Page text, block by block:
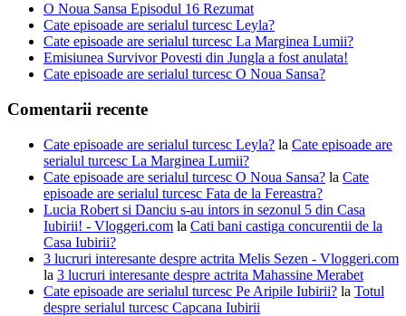
O Noua Sansa Episodul 16 Rezumat
Cate episoade are serialul turcesc Leyla?
Cate episoade are serialul turcesc La Marginea Lumii?
Emisiunea Survivor Povesti din Jungla a fost anulata!
Cate episoade are serialul turcesc O Noua Sansa?
Comentarii recente
Cate episoade are serialul turcesc Leyla? la Cate episoade are
serialul turcesc La Marginea Lumii?
Cate episoade are serialul turcesc O Noua Sansa? la Cate
episoade are serialul turcesc Fata de la Fereastra?
Lucia Robert si Danciu s-au intors in sezonul 5 din Casa
Iubirii! - Vloggeri.com la Cati bani castiga concurentii de la
Casa Iubirii?
3 lucruri interesante despre actrita Melis Sezen - Vloggeri.com
la 3 lucruri interesante despre actrita Mahassine Merabet
Cate episoade are serialul turcesc Pe Aripile Iubirii? la Totul
despre serialul turcesc Capcana Iubirii